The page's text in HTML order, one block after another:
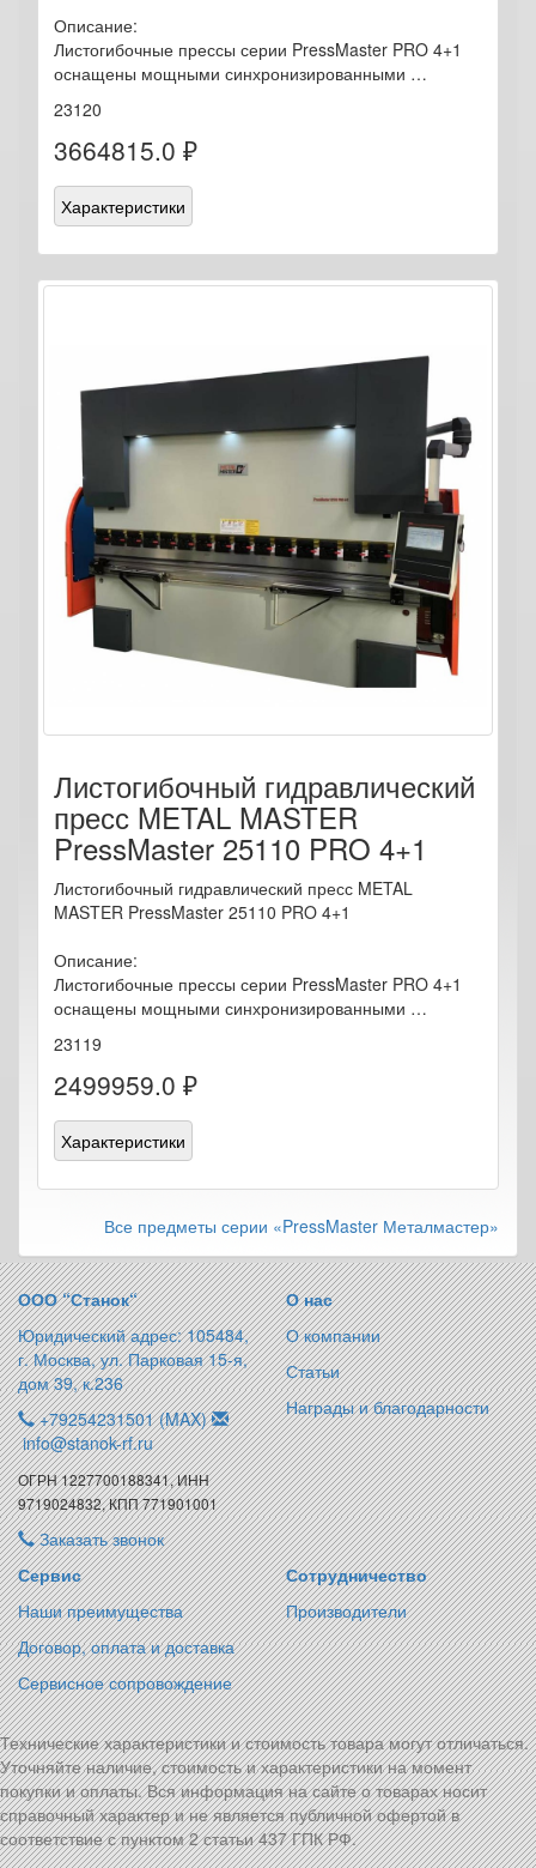
Описание:
Листогибочные прессы серии PressMaster PRO 4+1
оснащены мощными синхронизированными …
23120
3664815.0 ₽
Характеристики
Листогибочный гидравлический
пресс METAL MASTER
PressMaster 25110 PRO 4+1
Листогибочный гидравлический пресс METAL
MASTER PressMaster 25110 PRO 4+1
Описание:
Листогибочные прессы серии PressMaster PRO 4+1
оснащены мощными синхронизированными …
23119
2499959.0 ₽
Характеристики
Все предметы серии «PressMaster Металмастер»
ООО “Станок“
Юридический адрес: 105484,
г. Москва, ул. Парковая 15-я,
дом 39, к.236
+79254231501 (MAX)
info@stanok-rf.ru
ОГРН 1227700188341, ИНН
9719024832, КПП 771901001
Заказать звонок
О нас
О компании
Статьи
Награды и благодарности
Сервис
Наши преимущества
Договор, оплата и доставка
Сервисное сопровождение
Сотрудничество
Производители
Технические характеристики и стоимость товара могут отличаться.
Уточняйте наличие, стоимость и характеристики на момент
покупки и оплаты. Вся информация на сайте о товарах носит
справочный характер и не является публичной офертой в
соответствие с пунктом 2 статьи 437 ГПК РФ.